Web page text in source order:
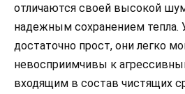
отличаются своей высокой
надежным сохранением тепла.
достаточно прост, они легко
невосприимчивы к
входящим в состав чистящих